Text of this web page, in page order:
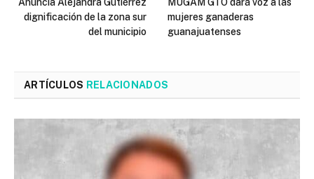
Anuncia Alejandra Gutiérrez
dignificación de la zona sur
del municipio
MUGAM GTO dará voz a las
mujeres ganaderas
guanajuatenses
ARTÍCULOS RELACIONADOS